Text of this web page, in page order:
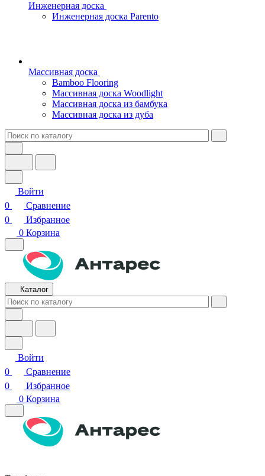
Инженерная доска
Инженерная доска Parento
Массивная доска
Bamboo Flooring
Массивная доска Woodlight
Массивная доска из бамбука
Массивная доска из дуба
Войти
0
Сравнение
0
Избранное
0 Корзина
Каталог
Войти
0
Сравнение
0
Избранное
0 Корзина